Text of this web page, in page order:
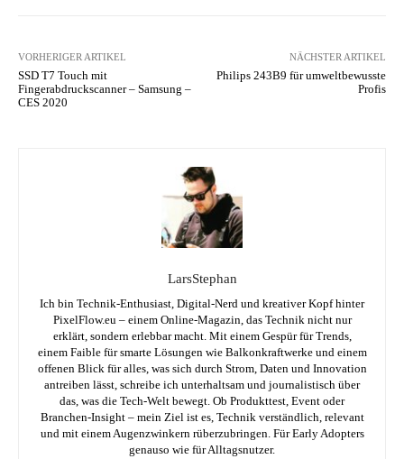
VORHERIGER ARTIKEL
SSD T7 Touch mit
Fingerabdruckscanner – Samsung –
CES 2020
NÄCHSTER ARTIKEL
Philips 243B9 für umweltbewusste
Profis
LarsStephan
Ich bin Technik-Enthusiast, Digital-Nerd und kreativer Kopf hinter
PixelFlow.eu – einem Online-Magazin, das Technik nicht nur
erklärt, sondern erlebbar macht. Mit einem Gespür für Trends,
einem Faible für smarte Lösungen wie Balkonkraftwerke und einem
offenen Blick für alles, was sich durch Strom, Daten und Innovation
antreiben lässt, schreibe ich unterhaltsam und journalistisch über
das, was die Tech-Welt bewegt. Ob Produkttest, Event oder
Branchen-Insight – mein Ziel ist es, Technik verständlich, relevant
und mit einem Augenzwinkern rüberzubringen. Für Early Adopters
genauso wie für Alltagsnutzer.